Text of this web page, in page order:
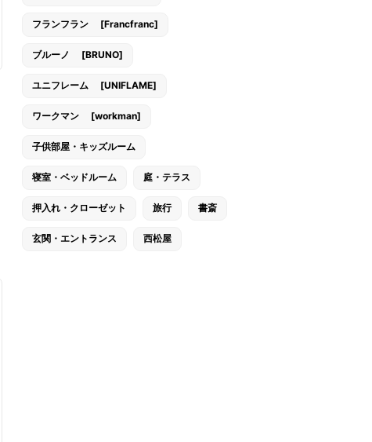
フランフラン [Francfranc]
ブルーノ [BRUNO]
ユニフレーム [UNIFLAME]
ワークマン [workman]
子供部屋・キッズルーム
寝室・ベッドルーム 庭・テラス
押入れ・クローゼット 旅行 書斎
玄関・エントランス 西松屋